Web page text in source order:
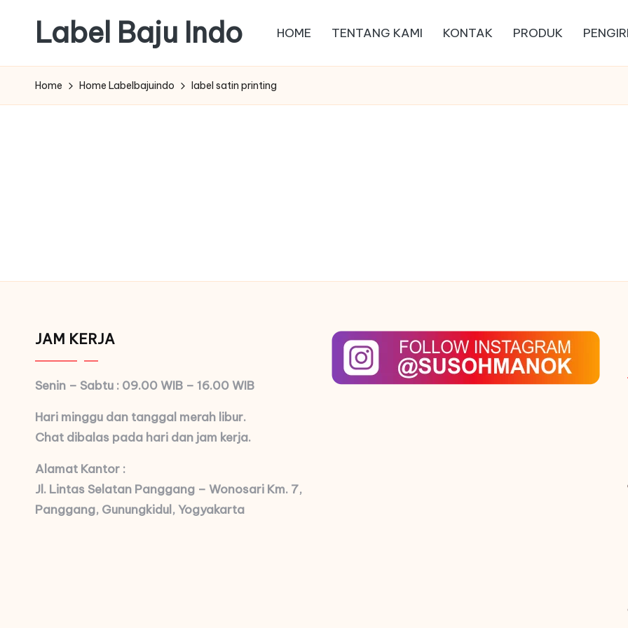
content
Label Baju Indo HOME TENTANG KAMI KONTAK PRODUK
Home Home Labelbajuindo label satin printing
JAM KERJA
Senin – Sabtu : 09.00 WIB – 16.00 WIB
Hari minggu dan tanggal merah libur.
Chat dibalas pada hari dan jam kerja.
Alamat Kantor :
Jl. Lintas Selatan Panggang – Wonosari Km. 7,
Panggang, Gunungkidul, Yogyakarta